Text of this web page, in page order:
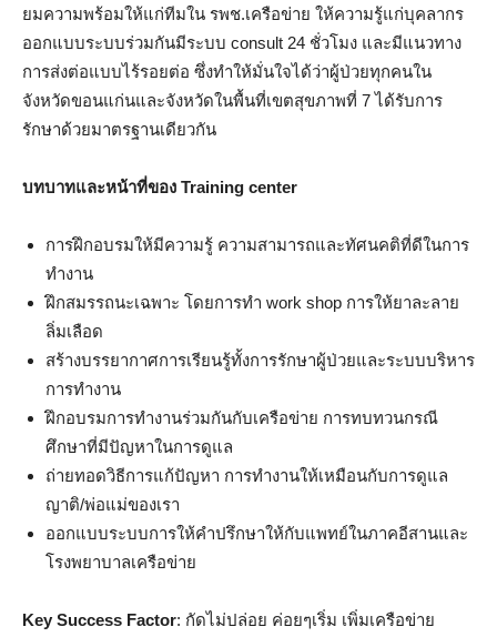
ยมความพร้อมให้แก่ทีมใน รพช.เครือข่าย ให้ความรู้แก่บุคลากร
ออกแบบระบบร่วมกันมีระบบ consult 24 ชั่วโมง และมีแนวทาง
การส่งต่อแบบไร้รอยต่อ ซึ่งทำให้มั่นใจได้ว่าผู้ป่วยทุกคนใน
จังหวัดขอนแก่นและจังหวัดในพื้นที่เขตสุขภาพที่ 7 ได้รับการ
รักษาด้วยมาตรฐานเดียวกัน
บทบาทและหน้าที่ของ Training center
การฝึกอบรมให้มีความรู้ ความสามารถและทัศนคติที่ดีในการ
ทำงาน
ฝึกสมรรถนะเฉพาะ โดยการทำ work shop การให้ยาละลาย
ลิ่มเลือด
สร้างบรรยากาศการเรียนรู้ทั้งการรักษาผู้ป่วยและระบบบริหาร
การทำงาน
ฝึกอบรมการทำงานร่วมกันกับเครือข่าย การทบทวนกรณี
ศึกษาที่มีปัญหาในการดูแล
ถ่ายทอดวิธีการแก้ปัญหา การทำงานให้เหมือนกับการดูแล
ญาติ/พ่อแม่ของเรา
ออกแบบระบบการให้คำปรึกษาให้กับแพทย์ในภาคอีสานและ
โรงพยาบาลเครือข่าย
Key Success Factor: กัดไม่ปล่อย ค่อยๆเริ่ม เพิ่มเครือข่าย